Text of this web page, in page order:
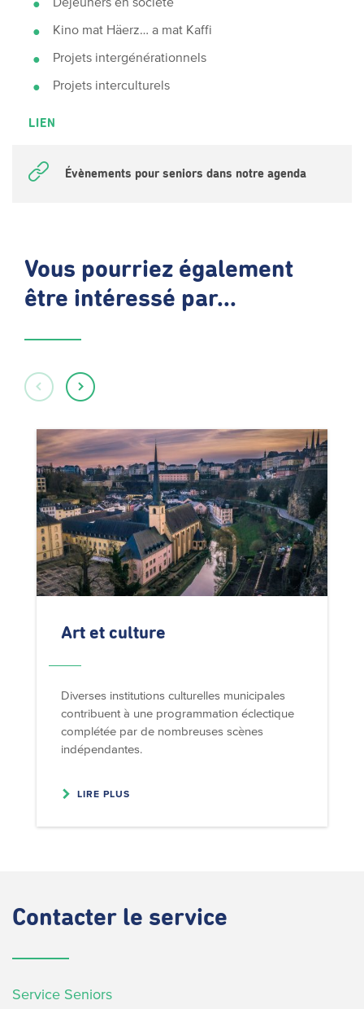
Kino mat Häerz… a mat Kaffi
Projets intergénérationnels
Projets interculturels
LIEN
Évènements pour seniors dans notre agenda
Vous pourriez également
être intéressé par...
Art et culture
Diverses institutions culturelles municipales
contribuent à une programmation éclectique
complétée par de nombreuses scènes
indépendantes.
LIRE PLUS
Contacter le service
Service Seniors